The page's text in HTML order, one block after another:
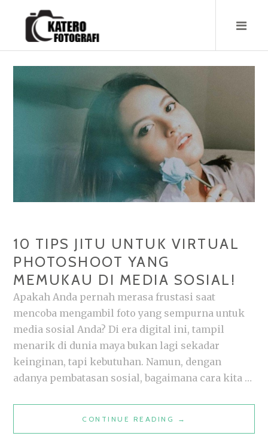
content
10 TIPS JITU UNTUK V‏IRTUAL
PHOTOSHOOT YANG
MEMUKAU DI MEDIA SOSIAL!
Apakah Anda pernah merasa frustasi saat
mencoba mengambil foto yang sempurna untuk
media sosial Anda? Di era digital ini, tampil
menarik di dunia maya bukan lagi sekadar
keinginan, tapi kebutuhan. Namun, dengan
adanya pembatasan sosial, bagaimana cara kita …
CONTINUE READING
10
TIPS
→